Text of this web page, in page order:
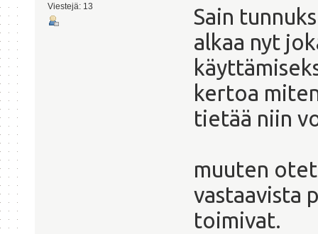
Viestejä: 13
Sain
alkaa nyt
kertoa
tietää niin
muuten
vastaavista
toimivat.